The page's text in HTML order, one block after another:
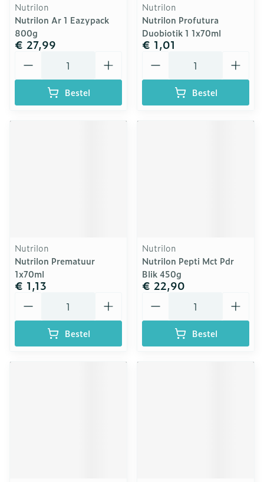
Nutrilon
Nutrilon Ar 1 Eazypack
800g
€ 27,99
Bestel
Nutrilon
Nutrilon Profutura
Duobiotik 1 1x70ml
€ 1,01
Bestel
Nutrilon
Nutrilon Prematuur
1x70ml
€ 1,13
Bestel
Nutrilon
Nutrilon Pepti Mct Pdr
Blik 450g
€ 22,90
Bestel